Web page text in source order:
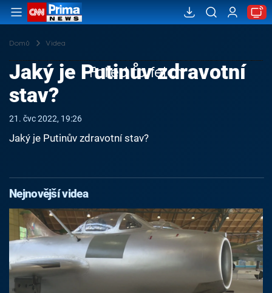
Domů Videa
Failed to fetch
Jaký je Putinův zdravotní
stav?
21. čvc 2022, 19:26
Jaký je Putinův zdravotní stav?
Nejnovější videa